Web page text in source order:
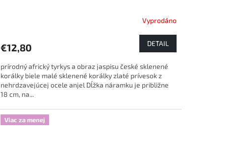
Vyprodáno
€12,80 DETAIL
prírodný africký tyrkys a obraz jaspisu české sklenené
korálky biele malé sklenené korálky zlaté prívesok z
nehrdzavejúcej ocele anjel Dĺžka náramku je približne
18 cm, na...
Viac za menej